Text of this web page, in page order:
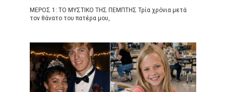
ΜΕΡΟΣ 1: ΤΟ ΜΥΣΤΙΚΟ ΤΗΣ ΠΕΜΠΤΗΣ Τρία χρόνια μετά
τον θάνατο του πατέρα μου,